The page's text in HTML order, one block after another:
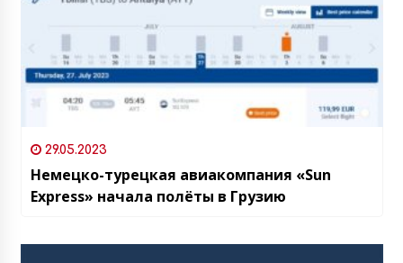
29.05.2023
Немецко-турецкая авиакомпания «Sun
Express» начала полёты в Грузию